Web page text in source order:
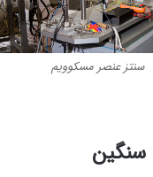
سنتز عنصر مسکوویم